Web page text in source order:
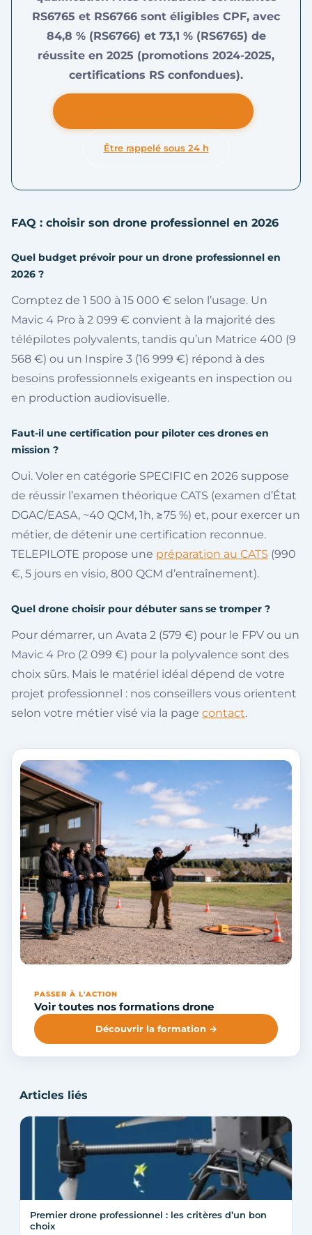
RS6765 et RS6766 sont éligibles CPF, avec
84,8 % (RS6766) et 73,1 % (RS6765) de
réussite en 2025 (promotions 2024-2025,
certifications RS confondues).
Être rappelé sous 24 h
FAQ : choisir son drone professionnel en 2026
Quel budget prévoir pour un drone professionnel en
2026 ?
Comptez de 1 500 à 15 000 € selon l’usage. Un
Mavic 4 Pro à 2 099 € convient à la majorité des
télépilotes polyvalents, tandis qu’un Matrice 400 (9
568 €) ou un Inspire 3 (16 999 €) répond à des
besoins professionnels exigeants en inspection ou
en production audiovisuelle.
Faut-il une certification pour piloter ces drones en
mission ?
Oui. Voler en catégorie SPECIFIC en 2026 suppose
de réussir l’examen théorique CATS (examen d’État
DGAC/EASA, ~40 QCM, 1h, ≥75 %) et, pour exercer un
métier, de détenir une certification reconnue.
TELEPILOTE propose une préparation au CATS (990
€, 5 jours en visio, 800 QCM d’entraînement).
Quel drone choisir pour débuter sans se tromper ?
Pour démarrer, un Avata 2 (579 €) pour le FPV ou un
Mavic 4 Pro (2 099 €) pour la polyvalence sont des
choix sûrs. Mais le matériel idéal dépend de votre
projet professionnel : nos conseillers vous orientent
selon votre métier visé via la page contact.
PASSER À L'ACTION
Voir toutes nos formations drone
Découvrir la formation →
Articles liés
Premier drone professionnel : les critères d’un bon
choix